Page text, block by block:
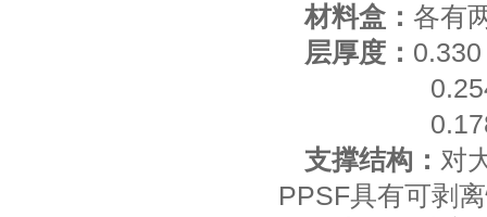
材料盒： 各有
层厚度：
0.254 mm
0.178 mm
支撑结构： 对
PPSF具有可剥